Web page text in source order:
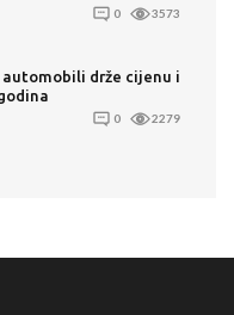
0 3573
automobili drže cijenu i
0 2279